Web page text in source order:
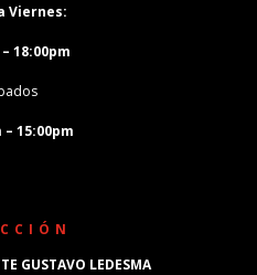
Viernes:
18:00pm
– 15:00pm
GUSTAVO LEDESMA